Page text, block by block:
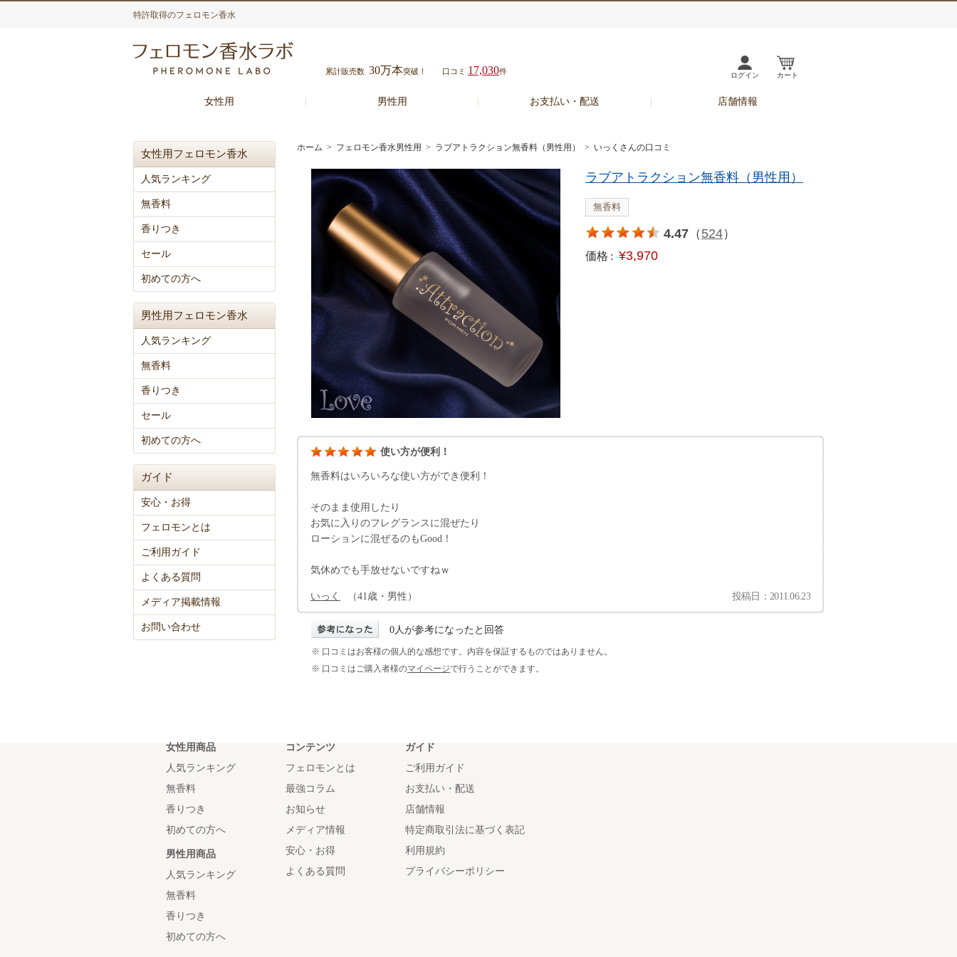
特許取得のフェロモン香水
累計販売数 30万本突破！ 口コミ 17,030件 ログイン カート
女性用 男性用 お支払い・配送 店舗情報
ホーム > フェロモン香水男性用 > ラブアトラクション無香料（男性用） > いっくさんの口コミ
ラブアトラクション無香料（男性用）
無香料
4.47 （ 524）
価格 : ¥3,970
使い方が便利！
無香料はいろいろな使い方ができ便利！
そのまま使用したり
お気に入りのフレグランスに混ぜたり
ローションに混ぜるのもGood！
気休めでも手放せないですねｗ
いっく （41歳・男性） 投稿日：2011.06.23
0人が参考になったと回答
※ 口コミはお客様の個人的な感想です。内容を保証するものではありません。
※ 口コミはご購入者様のマイページで行うことができます。
女性用フェロモン香水
人気ランキング
無香料
香りつき
セール
初めての方へ
男性用フェロモン香水
人気ランキング
無香料
香りつき
セール
初めての方へ
ガイド
安心・お得
フェロモンとは
ご利用ガイド
よくある質問
メディア掲載情報
お問い合わせ
女性用商品
人気ランキング
無香料
香りつき
初めての方へ
男性用商品
人気ランキング
無香料
香りつき
初めての方へ
コンテンツ
フェロモンとは
最強コラム
お知らせ
メディア情報
安心・お得
よくある質問
ガイド
ご利用ガイド
お支払い・配送
店舗情報
特定商取引法に基づく表記
利用規約
プライバシーポリシー